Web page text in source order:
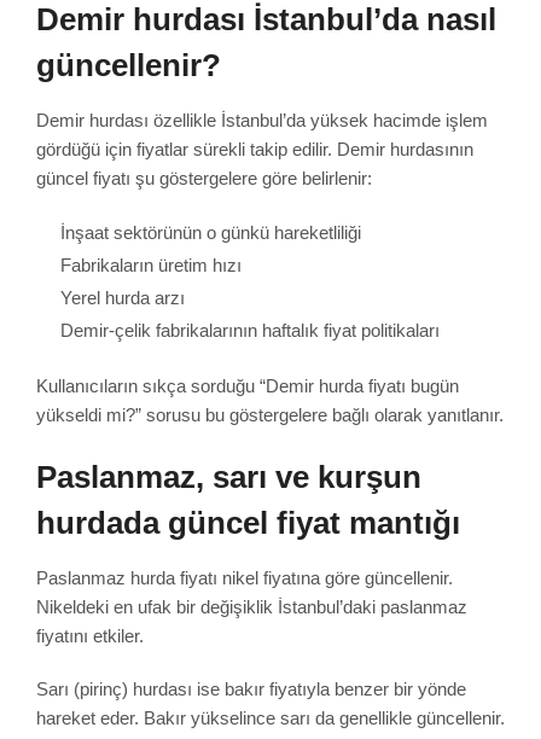
Demir hurdası İstanbul’da nasıl
güncellenir?
Demir hurdası özellikle İstanbul’da yüksek hacimde işlem
gördüğü için fiyatlar sürekli takip edilir. Demir hurdasının
güncel fiyatı şu göstergelere göre belirlenir:
İnşaat sektörünün o günkü hareketliliği
Fabrikaların üretim hızı
Yerel hurda arzı
Demir-çelik fabrikalarının haftalık fiyat politikaları
Kullanıcıların sıkça sorduğu “Demir hurda fiyatı bugün
yükseldi mi?” sorusu bu göstergelere bağlı olarak yanıtlanır.
Paslanmaz, sarı ve kurşun
hurdada güncel fiyat mantığı
Paslanmaz hurda fiyatı nikel fiyatına göre güncellenir.
Nikeldeki en ufak bir değişiklik İstanbul’daki paslanmaz
fiyatını etkiler.
Sarı (pirinç) hurdası ise bakır fiyatıyla benzer bir yönde
hareket eder. Bakır yükselince sarı da genellikle güncellenir.